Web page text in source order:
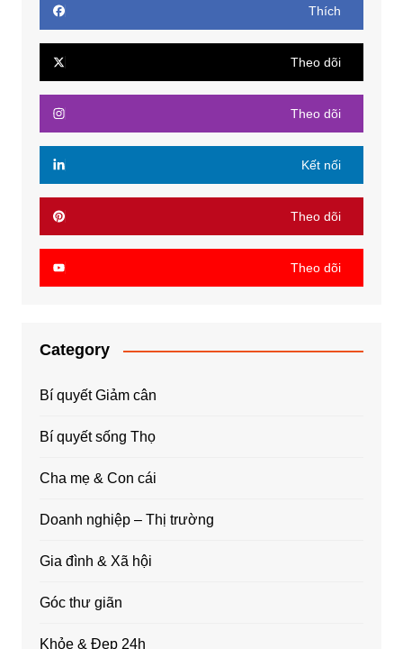
Thích
Theo dõi
Theo dõi
Kết nối
Theo dõi
Theo dõi
Category
Bí quyết Giảm cân
Bí quyết sống Thọ
Cha mẹ & Con cái
Doanh nghiệp – Thị trường
Gia đình & Xã hội
Góc thư giãn
Khỏe & Đẹp 24h